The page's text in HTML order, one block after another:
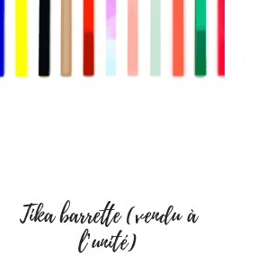
Tika barrette (vendu à
l’unité)